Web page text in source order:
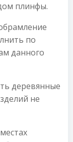
плинфы.
по
данного
деревянные
не